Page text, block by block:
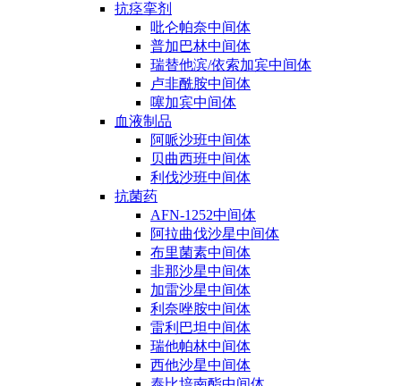
抗痉挛剂
吡仑帕奈中间体
普加巴林中间体
瑞替他滨/依索加宾中间体
卢非酰胺中间体
噻加宾中间体
血液制品
阿哌沙班中间体
贝曲西班中间体
利伐沙班中间体
抗菌药
AFN-1252中间体
阿拉曲伐沙星中间体
布里菌素中间体
非那沙星中间体
加雷沙星中间体
利奈唑胺中间体
雷利巴坦中间体
瑞他帕林中间体
西他沙星中间体